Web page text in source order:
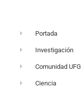
Portada
Investigación
Comunidad UFG
Ciencia